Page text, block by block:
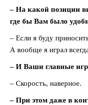
– На какой позиции
где бы Вам было
– Если я буду
А вообще я играл
– И Ваши главные
– Скорость, наверное.
– При этом даже в